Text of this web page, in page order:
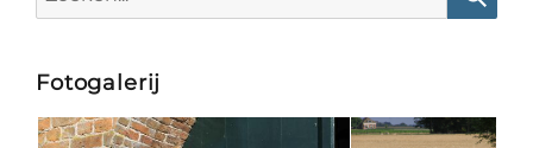
for:
Fotogalerij